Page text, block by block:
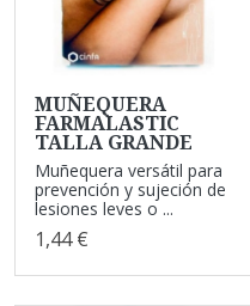
MUÑEQUERA
FARMALASTIC
TALLA GRANDE
Muñequera versátil para
prevención y sujeción de
lesiones leves o ...
1,44 €